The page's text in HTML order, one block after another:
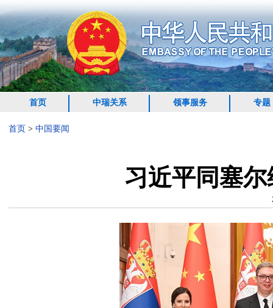
首页 中瑞关系 领事服务 专题
首页 > 中国要闻
习近平同塞